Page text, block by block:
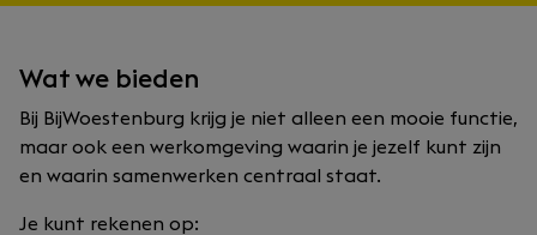
Wat we bieden
Bij BijWoestenburg krijg je niet alleen een mooie functie,
maar ook een werkomgeving waarin je jezelf kunt zijn
en waarin samenwerken centraal staat.
Je kunt rekenen op: